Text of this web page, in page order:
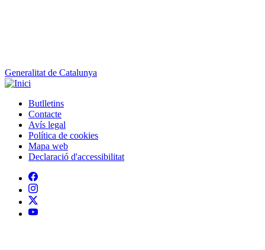
Generalitat de Catalunya
Peu
Butlletins
Contacte
Avís legal
Política de cookies
Mapa web
Declaració d'accessibilitat